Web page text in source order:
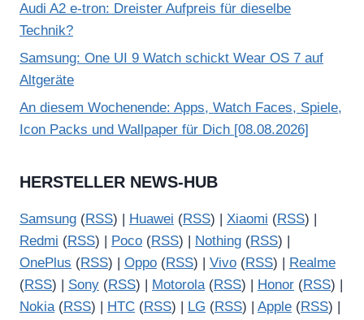
Audi A2 e-tron: Dreister Aufpreis für dieselbe
Technik?
Samsung: One UI 9 Watch schickt Wear OS 7 auf
Altgeräte
An diesem Wochenende: Apps, Watch Faces, Spiele,
Icon Packs und Wallpaper für Dich [08.08.2026]
HERSTELLER NEWS-HUB
Samsung (RSS) | Huawei (RSS) | Xiaomi (RSS) |
Redmi (RSS) | Poco (RSS) | Nothing (RSS) |
OnePlus (RSS) | Oppo (RSS) | Vivo (RSS) |
Realme
(RSS) | Sony (RSS) | Motorola(RSS) | Honor (RSS) |
Nokia(RSS) | HTC (RSS) | LG (RSS) | Apple (RSS) |